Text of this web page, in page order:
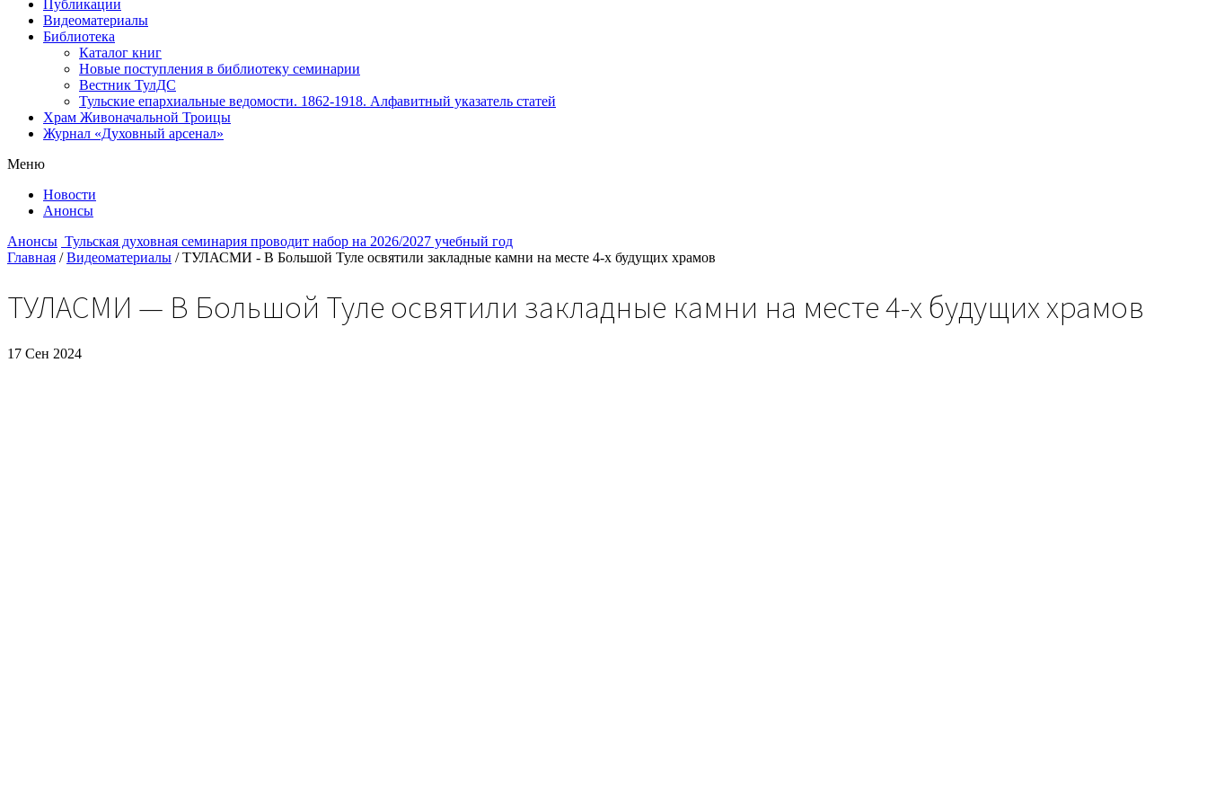
Публикации
Видеоматериалы
Библиотека
Каталог книг
Новые поступления в библиотеку семинарии
Вестник ТулДС
Тульские епархиальные ведомости. 1862-1918. Алфавитный указатель статей
Храм Живоначальной Троицы
Журнал «Духовный арсенал»
Меню
Новости
Анонсы
Анонсы Тульская духовная семинария проводит набор на 2026/2027 учебный год
Главная / Видеоматериалы / ТУЛАСМИ - В Большой Туле освятили закладные камни на месте 4-х будущих храмов
ТУЛАСМИ — В Большой Туле освятили закладные камни на месте 4-х будущих храмов
17 Сен 2024